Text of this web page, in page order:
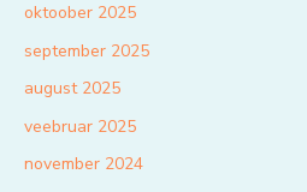
oktoober 2025
september 2025
august 2025
veebruar 2025
november 2024